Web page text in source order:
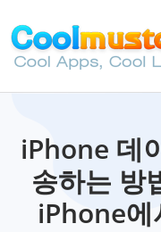
iPhone 데
송하는 방
iPhone